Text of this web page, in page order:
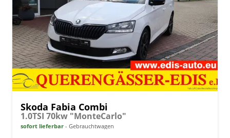
Skoda Fabia Combi
1.0TSI 70kw "MonteCarlo"
sofort lieferbar Gebrauchtwagen